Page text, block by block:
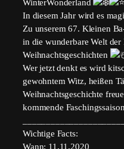
WinterWonderland
In diesem Jahr wird es
Zu unserem 67. Kleinen
in die wunderbare Welt der
Weihnachtsgeschichten
Wer jetzt denkt es wird
gewohntem Witz, heißen
Weihnachtsgeschichte
kommende
Wichtige Facts:
Wann: 11.11.2020